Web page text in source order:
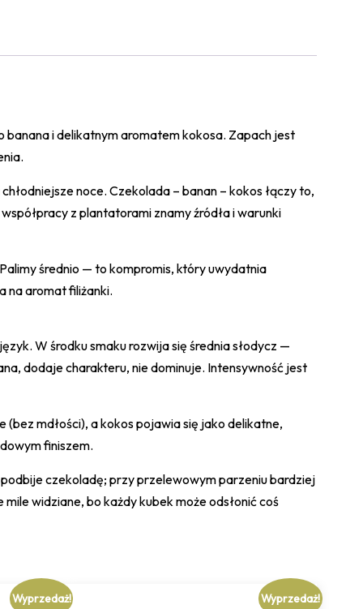
i delikatnym aromatem kokosa. Zapach jest
noce. Czekolada – banan – kokos łączy to,
z plantatorami znamy źródła i warunki
średnio — to kompromis, który uwydatnia
na aromat filiżanki.
W środku smaku rozwija się średnia słodycz —
dodaje charakteru, nie dominuje. Intensywność jest
mdłości), a kokos pojawia się jako delikatne,
finiszem.
czekoladę; przy przelewowym parzeniu bardziej
widziane, bo każdy kubek może odsłonić coś
Wyprzedaż! Wyprzedaż!